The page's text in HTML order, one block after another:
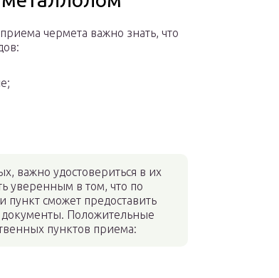
чермета важно знать, что
важно удостовериться в их
уверенным в том, что по
пункт сможет предоставить
Положительные
пунктов приема: